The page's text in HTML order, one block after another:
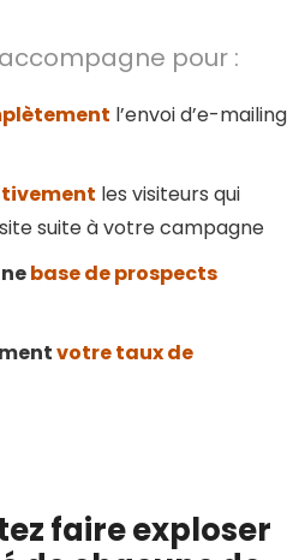
pour :
l’envoi d’e-mailing
les visiteurs qui
suite à votre campagne
base de prospects
votre taux de
faire exploser